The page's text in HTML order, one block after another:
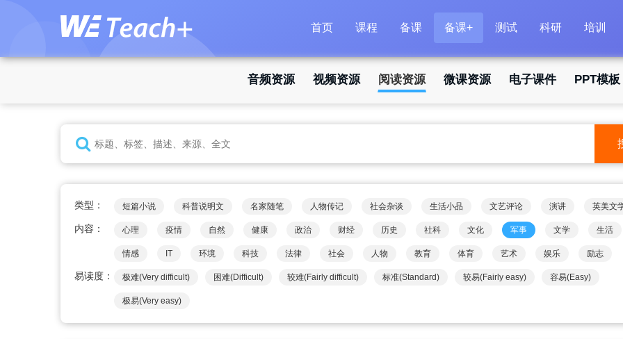
首页 课程 备课 备课+ 测试 科研 培训
音频资源 视频资源 阅读资源 微课资源 电子课件 PPT模板
类型： 短篇小说 科普说明文 名家随笔 人物传记 社会杂谈 生活小品 文艺评论 演讲 英美文
内容： 心理 疫情 自然 健康 政治 财经 历史 社科 文化 军事 文学 生活
情感 IT 环境 科技 法律 社会 人物 教育 体育 艺术 娱乐 励志
易读度： 极难(Very difficult) 困难(Difficult) 较难(Fairly difficult) 标准(Standard) 较易(Fairly easy) 容易(Easy)
极易(Very easy)